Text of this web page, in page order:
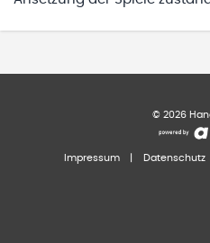
© 2026
Impressum Datenschutz